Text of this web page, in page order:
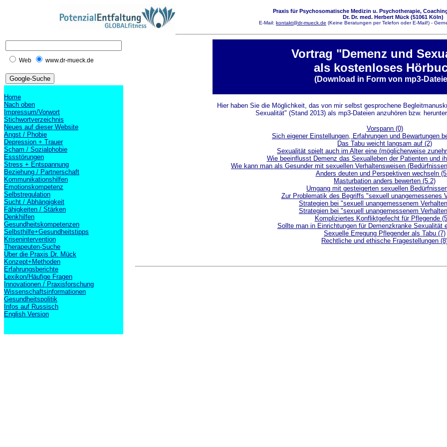
Praxis für Psychosomatische Medizin u. Psychotherapie,
Dr. Dr. med. Herbert Mück (51061 Köln)
E-Mail: kontakt@dr-mueck.de (Keine Beratungen per Telefon oder E-Mail!) -
Web www.dr-mueck.de
Home
Nach oben
Impressum/Vorwort
Stichwortverzeichnis
Neues auf dieser Website
Angst / Phobie
Depression + Trauer
Scham / Sozialphobie
Essstörungen
Stress + Entspannung
Beziehung / Partnerschaft
Kommunikationshilfen
Emotionskompetenz
Selbstregulation
Sucht / Abhängigkeit
Fähigkeiten / Stärken
Denkhilfen
Gesundheitskompetenzen
Selbsthilfe+Gesundheitstipps
Krisenintervention
Therapeuten-Suche
Über die Praxis Dr. Mück
Konzept+Methoden
Erfahrungsberichte
Lexikon/Häufige Fragen
Innovationen / Praxisforschung
Wissenschaftsinformationen
Gesundheitspolitik
Infos auf Russisch
English Version
Vortrag "Demenz und
als kostenloses
(Download in Form von mp3-
Hier haben Sie die Möglichkeit, das von mir selbst gesprochene
Sexualität" (Stand 2013) als mp3-Dateien anzuhören bzw.
Vorspann (0)
Sich eigener Einstellungen, Erfahrungen und Bewartungen
Das Tabu weicht langsam auf (2)
Sexualität spielt auch im Alter eine (möglicherweise
Wie beeinflusst Demenz das Sexualleben der Patienten und
Wie kann man als Gesunder mit sexuellen Verhaltensweisen
Anders deuten und Perspektiven wechseln
Masturbation anders bewerten (5.2)
Umgang mit gesteigerten sexuellen
Zur Problematik des Begriffs "sexuell unangemessenes
Strategien bei "sexuell unangemessenem
Strategien bei "sexuell unangemessenem
Kompliziertes Konfliktgefecht für Pflegende
Sollte man in Einrichtungen für Demenzkranke Sexualität
Sexuelle Erregung Pflegender als Tabu (7)
Rechtliche und ethische Fragestellungen